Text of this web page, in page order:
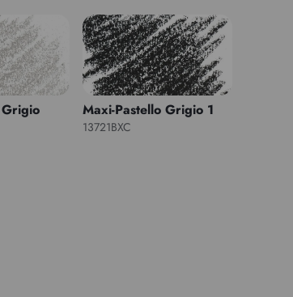
Maxi-Pastello Grigio 1
13721BXC